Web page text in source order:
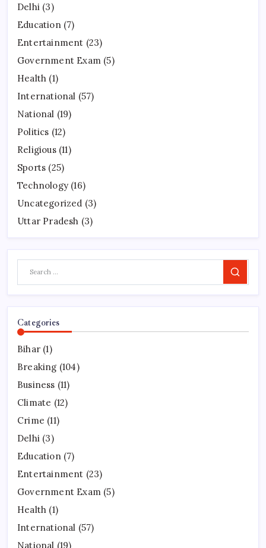
Delhi (3)
Education (7)
Entertainment (23)
Government Exam (5)
Health (1)
International (57)
National (19)
Politics (12)
Religious(11)
Sports (25)
Technology (16)
Uncategorized (3)
Uttar Pradesh (3)
Search
Categories
Bihar (1)
Breaking (104)
Business (11)
Climate (12)
Crime (11)
Delhi (3)
Education(7)
Entertainment (23)
Government Exam (5)
Health (1)
International (57)
National (19)